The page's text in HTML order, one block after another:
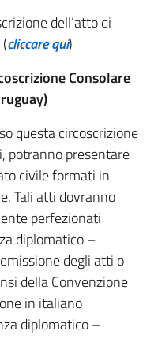
dell’atto di
cliccare qui)
Consolare
questa circoscrizione
potranno presentare
civile formati in
Tali atti dovranno
perfezionati
diplomatico –
degli atti o
della Convenzione
in italiano
diplomatico –